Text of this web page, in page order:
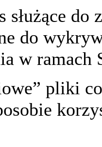
do
do
w ramach
pliki